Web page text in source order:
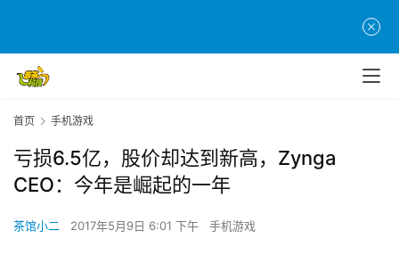
首页 手机游戏
亏损6.5亿，股价却达到新高，Zynga
CEO：今年是崛起的一年
茶馆小二 2017年5月9日 6:01 下午 手机游戏